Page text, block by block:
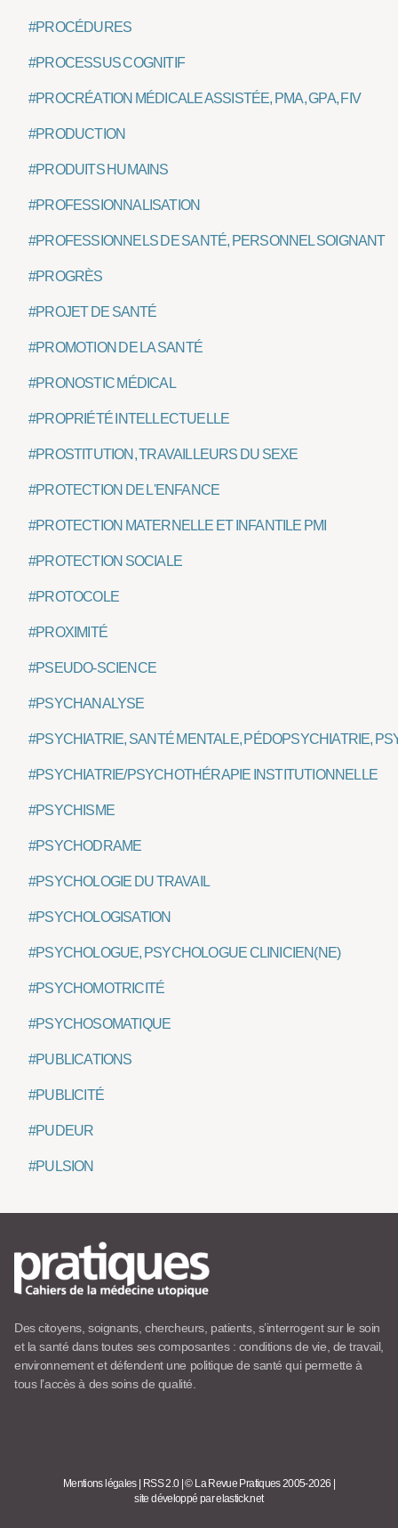
#PROCÉDURES
#PROCESSUS COGNITIF
#PROCRÉATION MÉDICALE ASSISTÉE, PMA, GPA, FIV
#PRODUCTION
#PRODUITS HUMAINS
#PROFESSIONNALISATION
#PROFESSIONNELS DE SANTÉ, PERSONNEL SOIGNANT
#PROGRÈS
#PROJET DE SANTÉ
#PROMOTION DE LA SANTÉ
#PRONOSTIC MÉDICAL
#PROPRIÉTÉ INTELLECTUELLE
#PROSTITUTION, TRAVAILLEURS DU SEXE
#PROTECTION DE L'ENFANCE
#PROTECTION MATERNELLE ET INFANTILE PMI
#PROTECTION SOCIALE
#PROTOCOLE
#PROXIMITÉ
#PSEUDO-SCIENCE
#PSYCHANALYSE
#PSYCHIATRIE, SANTÉ MENTALE, PÉDOPSYCHIATRIE,
#PSYCHIATRIE/PSYCHOTHÉRAPIE INSTITUTIONNELLE
#PSYCHISME
#PSYCHODRAME
#PSYCHOLOGIE DU TRAVAIL
#PSYCHOLOGISATION
#PSYCHOLOGUE, PSYCHOLOGUE CLINICIEN(NE)
#PSYCHOMOTRICITÉ
#PSYCHOSOMATIQUE
#PUBLICATIONS
#PUBLICITÉ
#PUDEUR
#PULSION
Des citoyens, soignants, chercheurs, patients, s’interrogent sur le soin
et la santé dans toutes ses composantes : conditions de vie, de travail,
environnement et défendent une politique de santé qui permette à
tous l’accès à des soins de qualité.
Mentions légales RSS 2.0 |© La Revue Pratiques 2005-2026
site développé par elastick.net